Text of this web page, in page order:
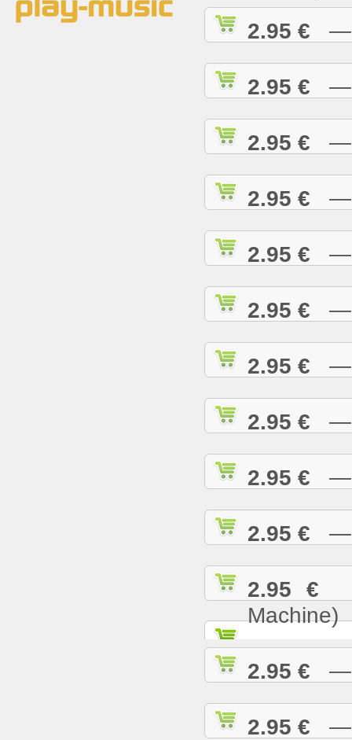
2.95 € —
2.95 € —
2.95 € —
2.95 € —
2.95 € —
2.95 € —
2.95 € —
2.95 € —
2.95 € —
2.95 € —
2.95 €
Machine)
2.95 € —
2.95 € —